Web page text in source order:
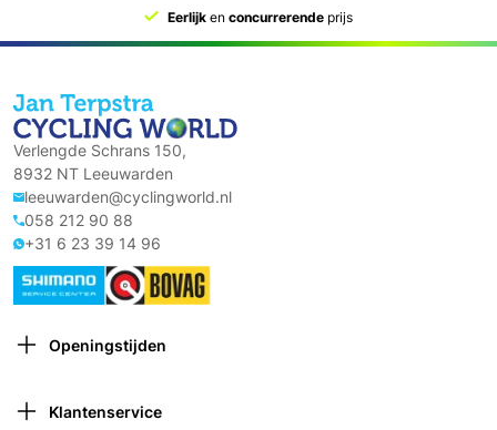
Eerlijk en concurrerende prijs
Verlengde Schrans 150,
8932 NT Leeuwarden
leeuwarden@cyclingworld.nl
058 212 90 88
+31 6 23 39 14 96
Openingstijden
Dinsdag: 9:00 – 18:00
Klantenservice